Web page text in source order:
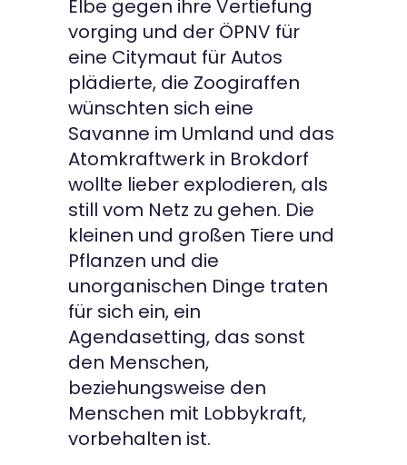
Elbe gegen ihre Vertiefung
vorging und der ÖPNV für
eine Citymaut für Autos
plädierte, die Zoogiraffen
wünschten sich eine
Savanne im Umland und das
Atomkraftwerk in Brokdorf
wollte lieber explodieren, als
still vom Netz zu gehen. Die
kleinen und großen Tiere und
Pflanzen und die
unorganischen Dinge traten
für sich ein, ein
Agendasetting, das sonst
den Menschen,
beziehungsweise den
Menschen mit Lobbykraft,
vorbehalten ist.